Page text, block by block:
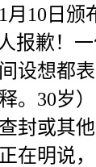
月10日颁
报歉！一
设想都
。30岁）
封或其
在明说